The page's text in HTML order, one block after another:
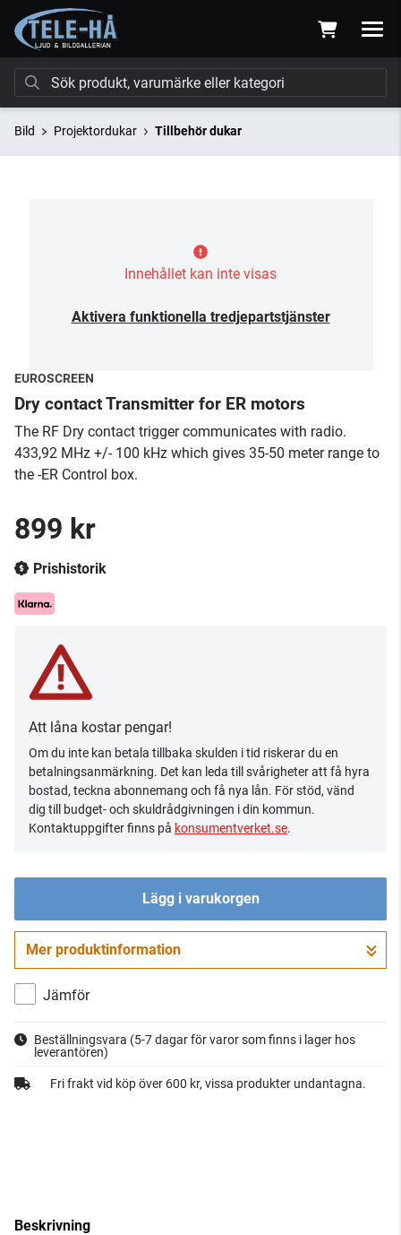
Bild Projektordukar Tillbehör dukar
Innehållet kan inte visas
Aktivera funktionella tredjepartstjänster
EUROSCREEN
Dry contact Transmitter for ER motors
The RF Dry contact trigger communicates with radio.
433,92 MHz +/- 100 kHz which gives 35-50 meter range to
the -ER Control box.
899 kr
Prishistorik
Att låna kostar pengar!
Om du inte kan betala tillbaka skulden i tid riskerar du en
betalningsanmärkning. Det kan leda till svårigheter att få hyra
bostad, teckna abonnemang och få nya lån. För stöd, vänd
dig till budget- och skuldrådgivningen i din kommun.
Kontaktuppgifter finns på konsumentverket.se.
Lägg i varukorgen
Gå till kassan
Mer produktinformation
Jämför
Beställningsvara (5-7 dagar för varor som finns i lager hos
leverantören)
Fri frakt vid köp över 600 kr, vissa produkter undantagna.
Beskrivning